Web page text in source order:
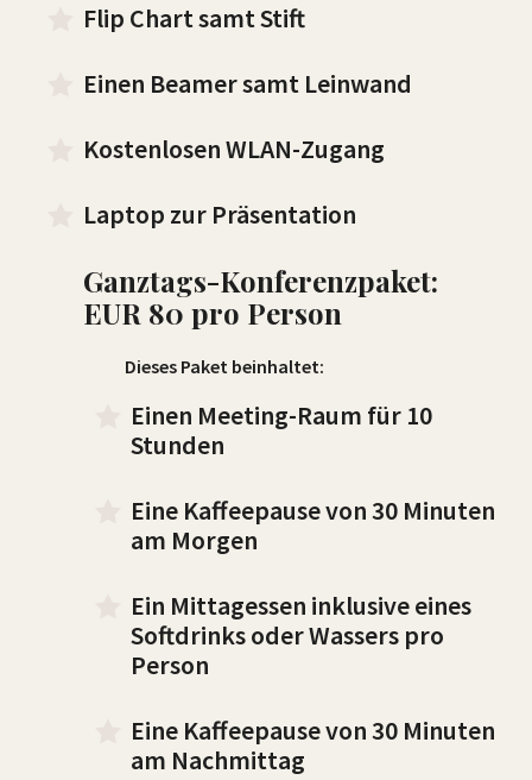
Flip Chart samt Stift
Einen Beamer samt Leinwand
Kostenlosen WLAN-Zugang
Laptop zur Präsentation
Ganztags-Konferenzpaket:
EUR 80 pro Person
Dieses Paket beinhaltet:
Einen Meeting-Raum für 10
Stunden
Eine Kaffeepause von 30 Minuten
am Morgen
Ein Mittagessen inklusive eines
Softdrinks oder Wassers pro
Person
Eine Kaffeepause von 30 Minuten
am Nachmittag